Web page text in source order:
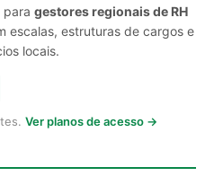
para gestores regionais de RH
escalas, estruturas de cargos e
locais.
Ver planos de acesso →